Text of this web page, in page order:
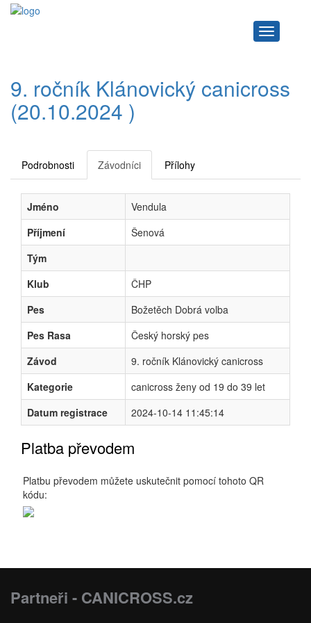
Navigace
9. ročník Klánovický canicross
(20.10.2024 )
Podrobnosti Závodníci Přílohy
Jméno
Vendula
Příjmení
Šenová
Tým
Klub
ČHP
Pes
Božetěch Dobrá volba
Pes Rasa
Český horský pes
Závod
9. ročník Klánovický canicross
Kategorie
canicross ženy od 19 do 39 let
Datum registrace
2024-10-14 11:45:14
Platba převodem
Platbu převodem můžete uskutečnit pomocí tohoto QR
kódu:
Partneři - CANICROSS.cz